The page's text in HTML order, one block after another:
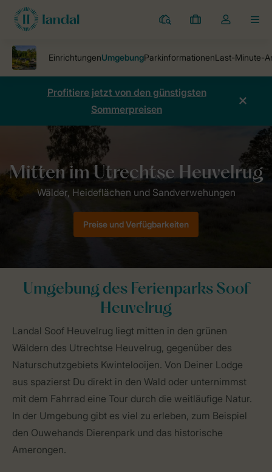
Ferienparks
Meine
Dropdown-
öffnen
Profitiere jetzt von den günstigsten
Sommerpreisen
Ferienparks Ferienpark Soof Heuvelrug
Preise und Verfügbarkeiten
Umgebung des Ferienparks Soof
Heuvelrug
Landal Soof Heuvelrug liegt mitten in den grünen
Wäldern des Utrechtse Heuvelrug, gegenüber des
Naturschutzgebiets Kwintelooijen. Von Deiner Lodge
aus spazierst Du direkt in den Wald oder unternimmst
mit dem Fahrrad eine Tour durch die weitläufige Natur.
In der Umgebung gibt es viel zu erleben, zum Beispiel
den Ouwehands Dierenpark und das historische
Amerongen.